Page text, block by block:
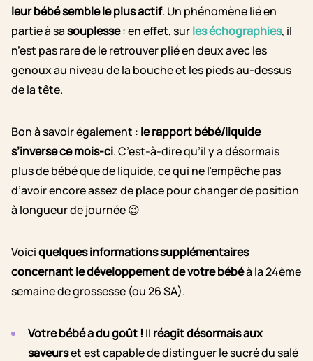
leur bébé semble le plus actif. Un phénomène lié en
partie à sasouplesse: en effet, surles échographies, il
n’est pas rare de le retrouver plié en deux avec les
genoux au niveau de la bouche et les pieds au-dessus
de la tête.
Bon à savoir également : le rapport bébé/liquide
s’inverse ce mois-ci. C’est-à-dire qu’il y a désormais
plus de bébé que de liquide, ce qui ne l’empêche pas
d’avoir encore assez de place pour changer de position
à longueur de journée 😉
Voiciquelques informations supplémentaires
concernant le développement de votre bébéà la 24ème
semaine de grossesse (ou26 SA).
Votre bébé a du goût ! Il réagit désormais aux
saveurset estcapable de distinguer le sucré du salé